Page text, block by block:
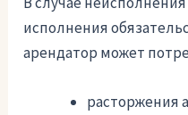
исполнения
арендатор может
расторжения